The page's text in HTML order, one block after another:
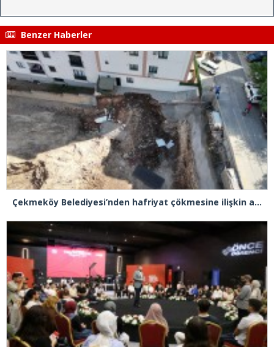
Benzer Haberler
Çekmeköy Belediyesi’nden hafriyat çökmesine ilişkin açıklama